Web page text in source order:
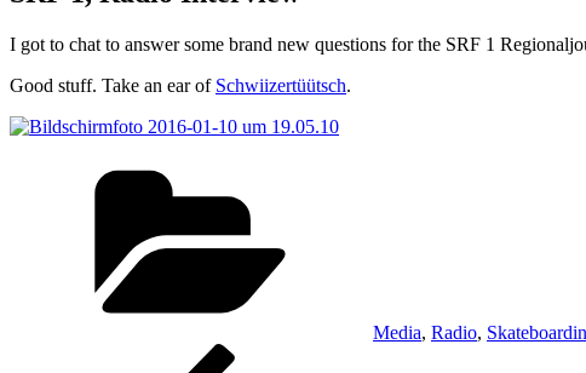
I got to chat to answer some brand new questions for the SRF 1
Good stuff. Take an ear of Schwiizertüütsch.
Media, Radio,